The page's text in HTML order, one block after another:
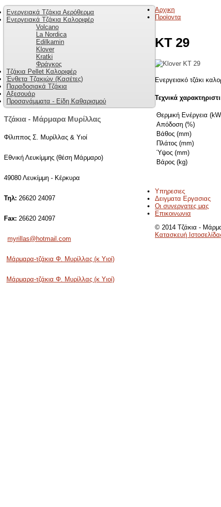
Ενεργειακά Τζάκια Αερόθερμα
Ενεργειακά Τζάκια Καλοριφέρ
Volcano
La Nordica
Edilkamin
Klover
Kratki
Φράγκος
Τζάκια Pellet Καλοριφέρ
Ένθετα Τζακιών (Κασέτες)
Παραδοσιακά Τζάκια
Αξεσουάρ
Προσανάμματα - Είδη Καθαρισμού
Τζάκια - Μάρμαρα Μυρίλλας
Φίλιππος Σ. Μυρίλλας & Υιοί
Εθνική Λευκίμμης (θέση Μάρμαρο)
49080 Λευκίμμη - Κέρκυρα
Τηλ: 26620 24097
Fax: 26620 24097
myrillas@hotmail.com
Μάρμαρα-τζάκια Φ. Μυρίλλας (κ Υιοί)
Μάρμαρα-τζάκια Φ. Μυρίλλας (κ Υιοί)
KT 29
Ενεργειακό τζάκι
Τεχνικά
Θερμική Ενέργεια
Απόδοση (%)
Βάθος (mm)
Πλάτος (mm)
Ύψος (mm)
Βάρος (kg)
Αρχικη
Προϊοντα
Υπηρεσιες
Δειγματα Εργασιας
Οι συνεργατες μας
Επικοινωνια
© 2014 Τζάκια -
Κατασκευή